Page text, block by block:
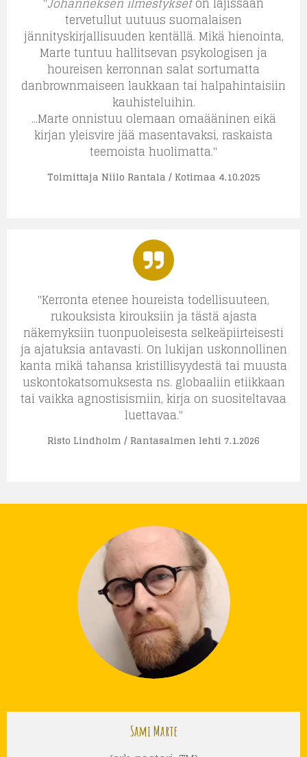
tervetullut uutuus suomalaisen
jännityskirjallisuuden kentällä. Mikä hienointa,
Marte tuntuu hallitsevan psykologisen ja
houreisen kerronnan salat sortumatta
danbrownmaiseen laukkaan tai halpahintaisiin
kauhisteluihin.
...Marte onnistuu olemaan omaääninen eikä
kirjan yleisvire jää masentavaksi, raskaista
teemoista huolimatta."
Toimittaja Niilo Rantala / Kotimaa 4.10.2025
"Kerronta etenee houreista todellisuuteen,
rukouksista kirouksiin ja tästä ajasta
näkemyksiin tuonpuoleisesta selkeäpiirteisesti
ja ajatuksia antavasti. On lukijan uskonnollinen
kanta mikä tahansa kristillisyydestä tai muusta
uskontokatsomuksesta ns. globaaliin etiikkaan
tai vaikka agnostisismiin, kirja on suositeltavaa
luettavaa."
Risto Lindholm / Rantasalmen lehti 7.1.2026
Sami Marte